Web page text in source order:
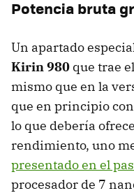
Potencia bruta
Un apartado
Kirin 980 que trae
mismo que en la
que en principio
lo que debería
rendimiento, uno
presentado en el
procesador de 7